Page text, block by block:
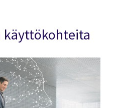
käyttökohteita